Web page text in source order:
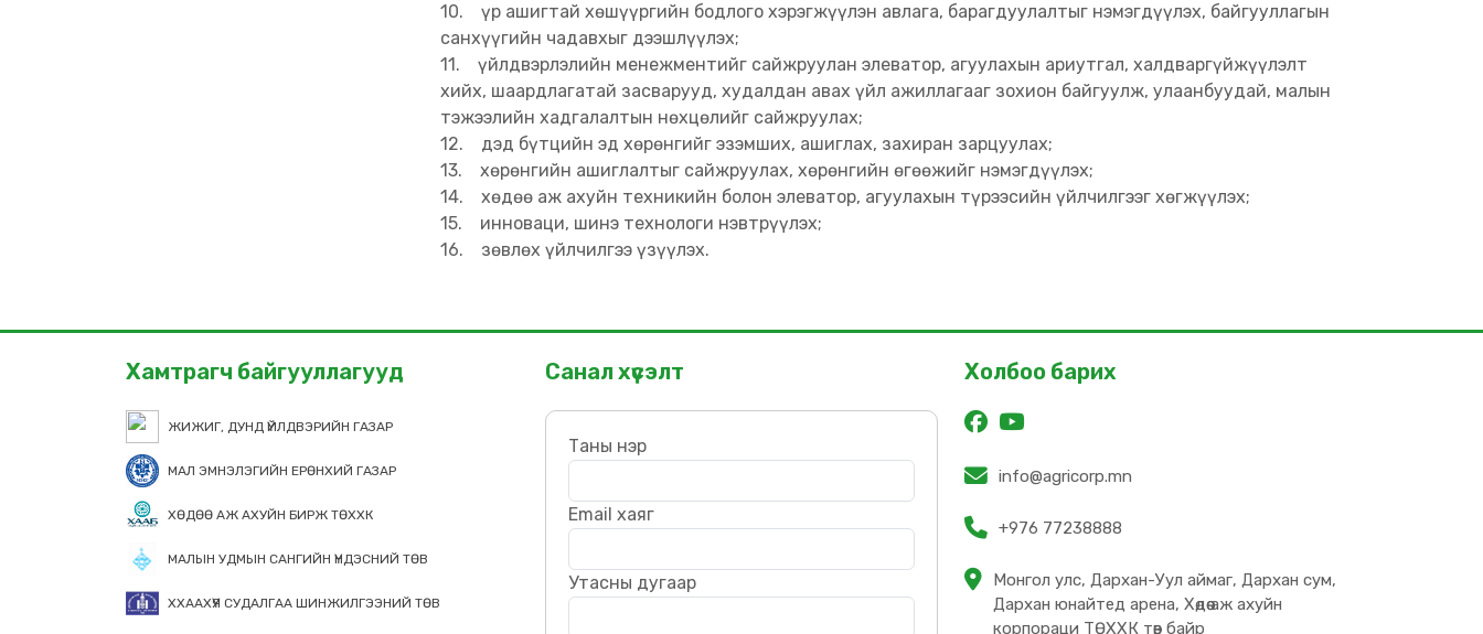
10. үр ашигтай хөшүүргийн бодлого хэрэгжүүлэн авлага, барагдуулалтыг нэмэгдүүлэх, байгууллагын
санхүүгийн чадавхыг дээшлүүлэх;
11. үйлдвэрлэлийн менежментийг сайжруулан элеватор, агуулахын ариутгал, халдваргүйжүүлэлт
хийх, шаардлагатай засварууд, худалдан авах үйл ажиллагааг зохион байгуулж, улаанбуудай, малын
тэжээлийн хадгалалтын нөхцөлийг сайжруулах;
12. дэд бүтцийн эд хөрөнгийг эзэмших, ашиглах, захиран зарцуулах;
13. хөрөнгийн ашиглалтыг сайжруулах, хөрөнгийн өгөөжийг нэмэгдүүлэх;
14. хөдөө аж ахуйн техникийн болон элеватор, агуулахын түрээсийн үйлчилгээг хөгжүүлэх;
15. инноваци, шинэ технологи нэвтрүүлэх;
16. зөвлөх үйлчилгээ үзүүлэх.
Хамтрагч байгууллагууд
ЖИЖИГ, ДУНД ҮЙЛДВЭРИЙН ГАЗАР
МАЛ ЭМНЭЛЭГИЙН ЕРӨНХИЙ ГАЗАР
ХӨДӨӨ АЖ АХУЙН БИРЖ ТӨХХК
МАЛЫН УДМЫН САНГИЙН ҮНДЭСНИЙ ТӨВ
ХХААХҮЯ СУДАЛГАА ШИНЖИЛГЭЭНИЙ ТӨВ
Санал хүсэлт
Таны нэр
Email хаяг
Утасны дугаар
Холбоо барих
info@agricorp.mn
+976 77238888
Монгол улс, Дархан-Уул аймаг, Дархан сум,
Дархан юнайтед арена, Хөдөө аж ахуйн
корпораци ТӨХХК төв байр